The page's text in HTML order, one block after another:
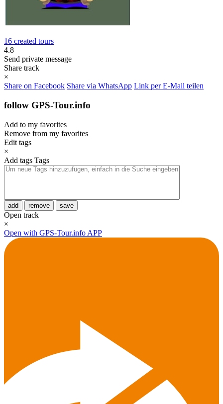
16 created tours
4.8
Send private message
Share track
×
Share on Facebook Share via WhatsApp Link per E-Mail teilen
follow GPS-Tour.info
Add to my favorites
Remove from my favorites
Edit tags
×
Add tags Tags
add remove save
Open track
×
Open with GPS-Tour.info APP